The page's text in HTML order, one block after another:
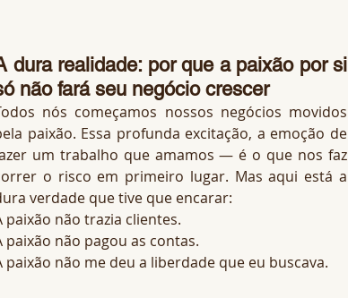
dura realidade: por que a paixão por si
não fará seu negócio crescer
nós começamos nossos negócios movidos
paixão. Essa profunda excitação, a emoção de
um trabalho que amamos — é o que nos faz
o risco em primeiro lugar. Mas aqui está a
verdade que tive que encarar:
paixão não trazia clientes.
paixão não pagou as contas.
paixão não me deu a liberdade que eu buscava.